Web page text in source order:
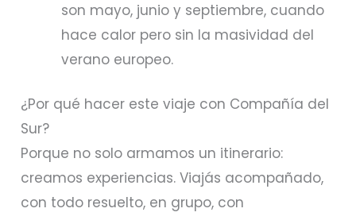
son mayo, junio y septiembre, cuando
hace calor pero sin la masividad del
verano europeo.
¿Por qué hacer este viaje con Compañía del
Sur?
Porque no solo armamos un itinerario:
creamos experiencias. Viajás acompañado,
con todo resuelto, en grupo, con